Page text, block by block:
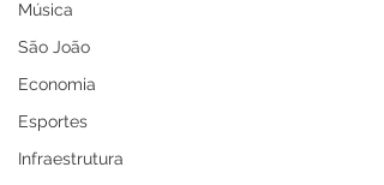
Música
São João
Economia
Esportes
Infraestrutura